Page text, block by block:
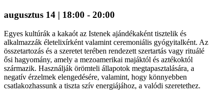
augusztus 14 | 18:00 - 20:00
Egyes kultúrák a kakaót az Istenek ajándékaként tisztelik és
alkalmazzák életelixírként valamint ceremoniális gyógyitalként. Az
összetartozás és a szeretet terében rendezett szertartás vagy rituálé
ősi hagyomány, amely a mezoamerikai majáktól és aztékoktól
származik. Használják örömteli állapotok megtapasztalására, a
negatív érzelmek elengedésére, valamint, hogy könnyebben
csatlakozhassunk a tiszta szív energiájához, a valódi szeretethez.